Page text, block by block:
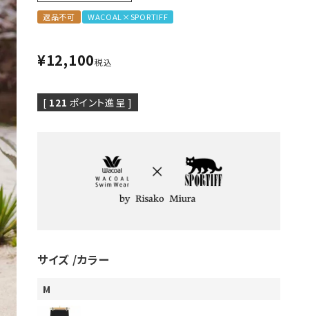
ピヤス・イヤリング
雑貨・ギフト・食品
定番品
返品不可 WACOAL×SPORTIFF
¥12,100税込
[ 121 ポイント進呈 ]
サイズ カラー
M